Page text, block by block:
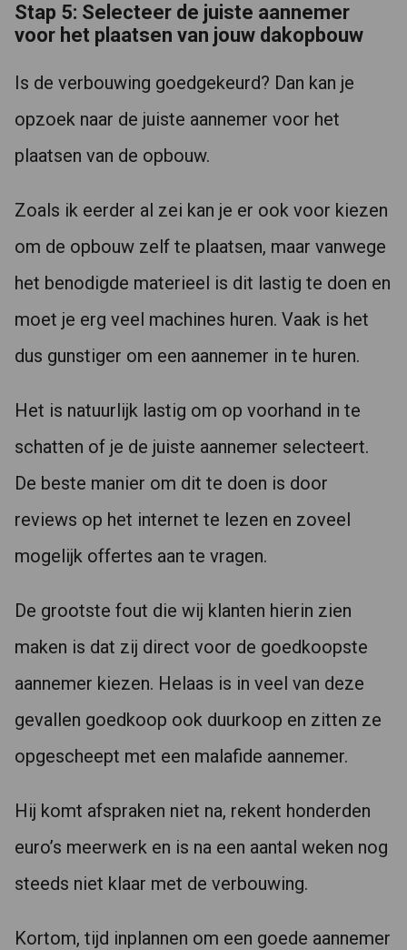
Stap 5: Selecteer de juiste aannemer
voor het plaatsen van jouw dakopbouw
Is de verbouwing goedgekeurd? Dan kan je
opzoek naar de juiste aannemer voor het
plaatsen van de opbouw.
Zoals ik eerder al zei kan je er ook voor kiezen
om de opbouw zelf te plaatsen, maar vanwege
het benodigde materieel is dit lastig te doen en
moet je erg veel machines huren. Vaak is het
dus gunstiger om een aannemer in te huren.
Het is natuurlijk lastig om op voorhand in te
schatten of je de juiste aannemer selecteert.
De beste manier om dit te doen is door
reviews op het internet te lezen en zoveel
mogelijk offertes aan te vragen.
De grootste fout die wij klanten hierin zien
maken is dat zij direct voor de goedkoopste
aannemer kiezen. Helaas is in veel van deze
gevallen goedkoop ook duurkoop en zitten ze
opgescheept met een malafide aannemer.
Hij komt afspraken niet na, rekent honderden
euro’s meerwerk en is na een aantal weken nog
steeds niet klaar met de verbouwing.
Kortom, tijd inplannen om een goede aannemer